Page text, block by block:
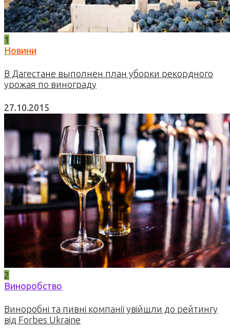
1
Новини
В Дагестане выполнен план уборки рекордного
урожая по винограду
27.10.2015
2
Виноробство
Виноробні та пивні компанії увійшли до рейтингу
від Forbes Ukraine